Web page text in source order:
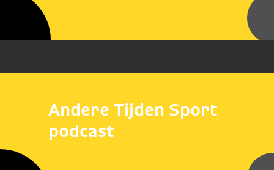
Andere Tijden Sport
podcast